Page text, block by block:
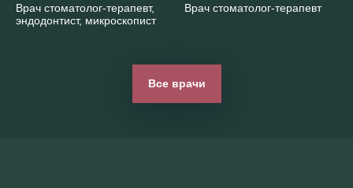
Врач стоматолог-терапевт,
эндодонтист, микроскопист
Врач стоматолог-терапевт
Все врачи